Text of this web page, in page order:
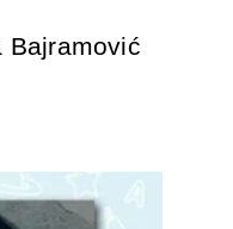
Bajramović